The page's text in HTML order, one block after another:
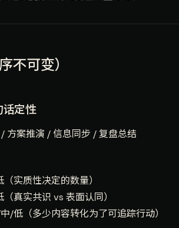
不可变）
话定性
方案推演 / 信息同步 / 复盘总结
实质性决定的数量）
真实共识 vs 表面认同）
/低（多少内容转化为了可追踪行动）